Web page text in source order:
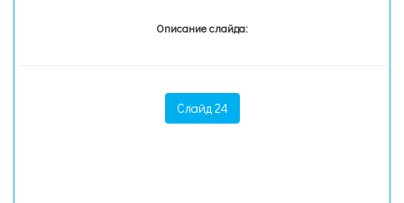
Описание слайда:
Слайд 24